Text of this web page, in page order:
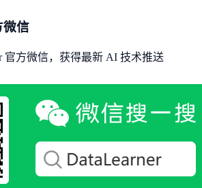
微信
官方微信，获得最新 AI 技术推送